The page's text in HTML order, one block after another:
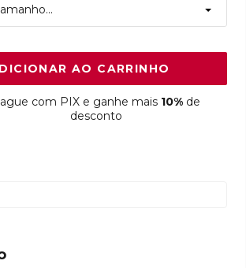
AO CARRINHO
com PIX e ganhe mais 10% de
desconto